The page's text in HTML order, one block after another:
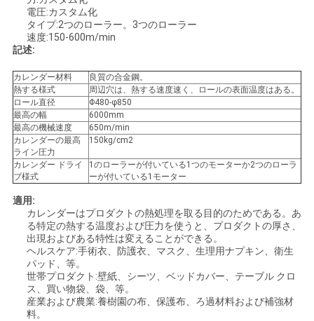
し
な
さ
い
引
用
電圧:カスタム化
タイプ:2つのローラー。3つのローラー
速度:150-600m/min
記述:
カレンダー材料
良質の合金鋼。
熱する様式
周辺穴は、熱する速度速く、ロールの表面温度はある。
ロール直径
Φ480-φ850
最高の幅
6000mm
最高の機械速度
650m/min
カレンダーの最高
ライン圧力
150kg/cm2
カレンダー ドライ
ブ様式
1のローラーが付いている1つのモーターか2つのローラ
ーが付いている1モーター
適用:
カレンダーはプロダクトの熱処理を取る目的のためである。あ
る特定の熱する温度および圧力を使うと、プロダクトの厚さ、
出現およびある特性は変えることができる。
ヘルスケア:手術衣、防護衣、マスク、生理用ナプキン、衛生
パッド、等。
世帯プロダクト:壁紙、シーツ、ベッドカバー、テーブル クロ
ス、買い物袋、袋、等。
産業および農業:養樹園の布、保護布、ろ過材料および補強材
料。